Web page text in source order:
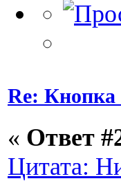
Re: Кнопка
« Ответ
Цитата: